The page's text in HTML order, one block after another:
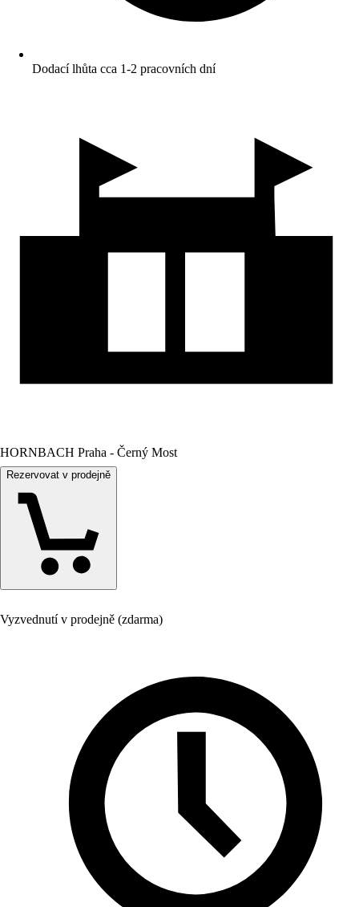
Dodací lhůta cca 1-2 pracovních dní
HORNBACH Praha - Černý Most
Rezervovat v prodejně
Vyzvednutí v prodejně (zdarma)